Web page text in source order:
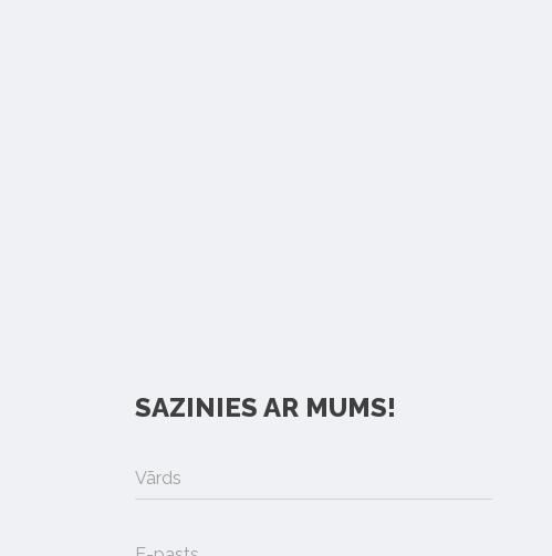
SAZINIES AR MUMS!
Vārds